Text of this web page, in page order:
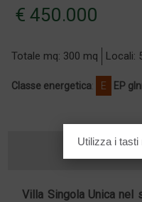
€ 450.000
Totale mq: 300 mq Locali:
Classe energetica: E EP
Villa Singola Unica nel
Utilizza i tasti